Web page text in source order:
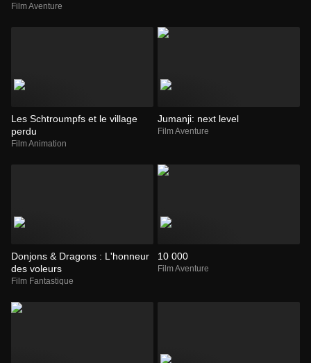
Film Aventure
Les Schtroumpfs et le village
perdu
Film Animation
Jumanji: next level
Film Aventure
Donjons & Dragons : L'honneur
des voleurs
Film Fantastique
10 000
Film Aventure